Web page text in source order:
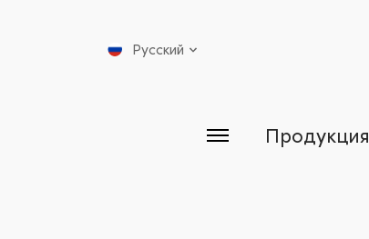
Русский
Продукция